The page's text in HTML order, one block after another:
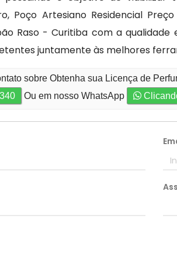
Poço Artesiano Residencial
Raso - Curitiba com a
juntamente às melhores
sobre Obtenha sua Licença de
Ou em nosso WhatsApp